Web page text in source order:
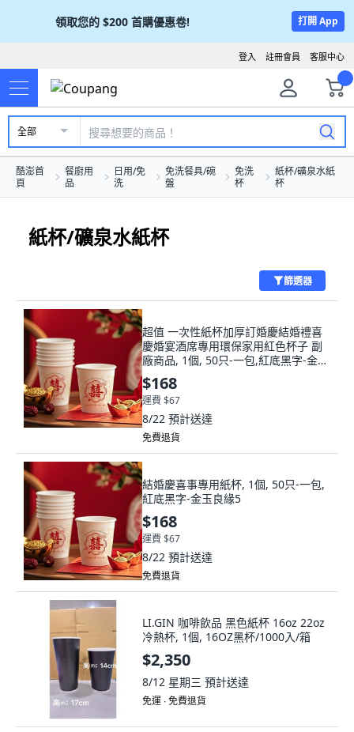
領取您的 $200 首購優惠卷! 打開 App
客服中心
註冊會員
登入
全部
酷澎首
頁
餐廚用
品
日用/免
洗
免洗餐具/碗
盤
免洗
杯
紙杯/礦泉水紙
杯
紙杯/礦泉水紙杯
篩選器
超值 一次性紙杯加厚訂婚慶結婚禮喜
慶婚宴酒席專用環保家用紅色杯子 副
廠商品, 1個, 50只-一包,紅底黑字-金玉
良緣5
$168
運費 $67
8/22 預計送達
免費退貨
結婚慶喜事專用紙杯, 1個, 50只-一包,
紅底黑字-金玉良緣5
$168
運費 $67
8/22 預計送達
免費退貨
LI.GIN 咖啡飲品 黑色紙杯 16oz 22oz
冷熱杯, 1個, 16OZ黑杯/1000入/箱
$2,350
8/12 星期三 預計送達
免運 ∙ 免費退貨